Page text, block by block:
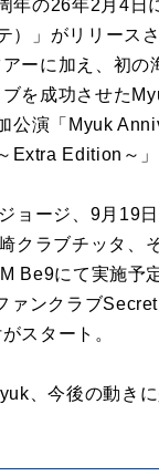
年の26年2月4日
）」がリリース
ーに加え、初の
を成功させた
公演「Myuk
Extra Edition～」
ョージ、9月19
クラブチッタ、
Be9にて実施予
ァンクラブ
スタート。
、今後の動き